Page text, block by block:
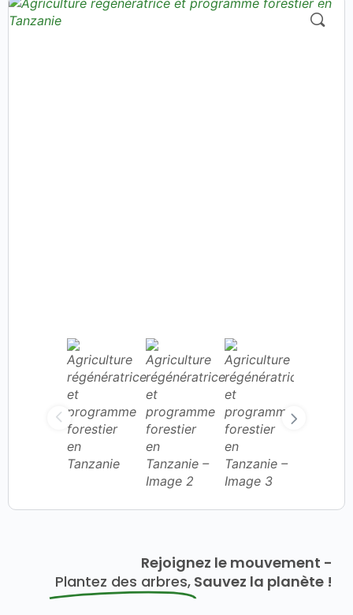
Rejoignez le mouvement -
Plantez des arbres, Sauvez la planète !